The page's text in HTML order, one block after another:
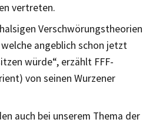
vertreten.
Verschwörungstheorien
angeblich schon jetzt
würde“, erzählt FFF-
von seinen Wurzener
auch bei unserem Thema der